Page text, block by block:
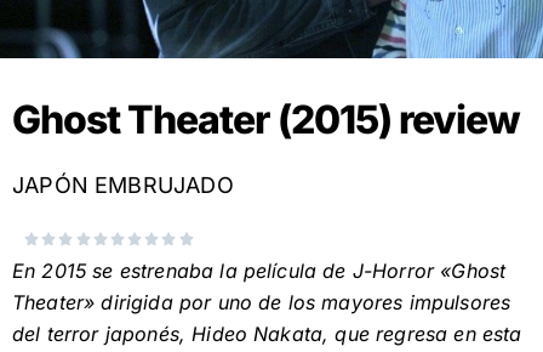
Ghost Theater (2015) review
JAPÓN EMBRUJADO
         Valorado
con
0
de
En 2015 se estrenaba la película de J-Horror «Ghost
Theater» dirigida por uno de los mayores impulsores
del terror japonés, Hideo Nakata, que regresa en esta